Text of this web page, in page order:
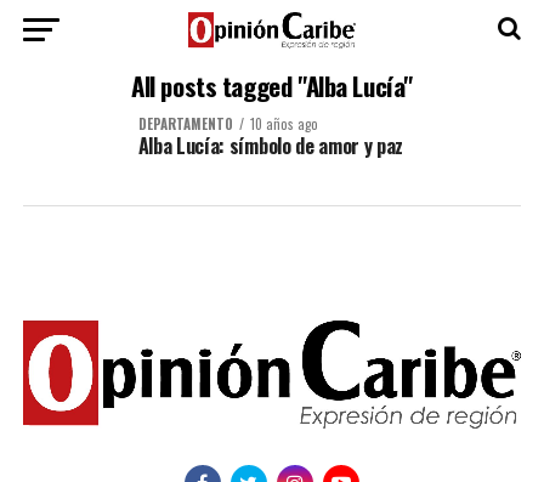
All posts tagged "Alba Lucía"
DEPARTAMENTO 10 años ago
Alba Lucía: símbolo de amor y paz